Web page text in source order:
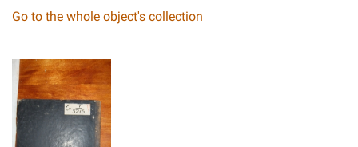
Go to the whole object's collection